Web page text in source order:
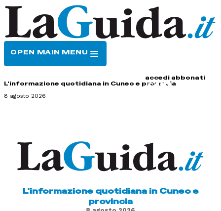
OPEN MAIN MENU
accedi abbonati
L'informazione quotidiana in Cuneo e provincia
8 agosto 2026
L'informazione quotidiana in Cuneo e
provincia